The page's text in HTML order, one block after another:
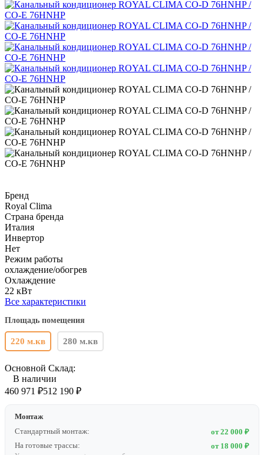
Бренд
Royal Clima
Страна бренда
Италия
Инвертор
Нет
Режим работы
охлаждение/обогрев
Охлаждение
22 кВт
Все характеристики
Площадь помещения
220 м.кв 280 м.кв
Основной Склад:
В наличии
460 971 ₽512 190 ₽
Монтаж
Стандартный монтаж:
от 22 000 ₽
На готовые трассы:
от 18 000 ₽